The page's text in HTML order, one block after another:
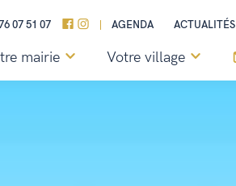
07 51 07 AGENDA ACTUALITÉS
mairie Votre village